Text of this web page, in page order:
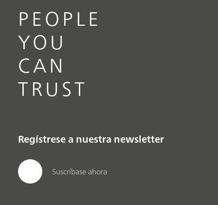
PEOPLE
YOU
CAN
TRUST
Regístrese a nuestra newsletter
Suscríbase ahora